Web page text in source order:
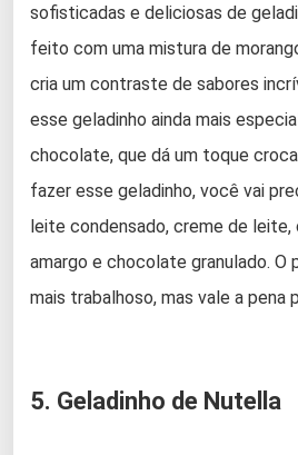
sofisticadas e deliciosas de
feito com uma mistura de
cria um contraste de sabores
esse geladinho ainda mais
chocolate, que dá um toque
fazer esse geladinho, você vai
leite condensado, creme de
amargo e chocolate granulado. O
mais trabalhoso, mas vale a pena
5. Geladinho de Nutella